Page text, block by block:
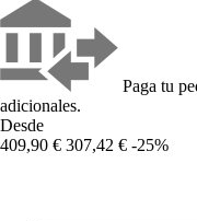
Paga tu
adicionales.
Desde
409,90 € 307,42 € -25%